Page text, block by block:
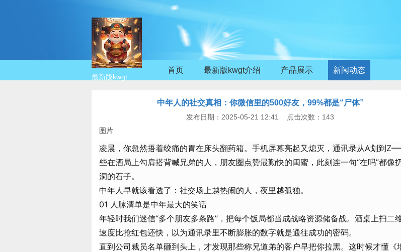
最新版kwgt
首页 最新版kwgt介绍 产品展示 新闻动态
中年人的社交真相：你微信里的500好友，99%都是“尸体”
发布日期：2025-05-21 12:41 点击次数：143
图片
凌晨，你忽然捂着绞痛的胃在床头翻药箱。手机屏幕亮起又熄灭，通讯录从A划到
些在酒局上勾肩搭背喊兄弟的人，朋友圈点赞最勤快的闺蜜，此刻连一句“在吗”都像
洞的石子。
中年人早就该看透了：社交场上越热闹的人，夜里越孤独。
01 人脉清单是中年最大的笑话
年轻时我们迷信“多个朋友多条路”，把每个饭局都当成战略资源储备战。酒桌上扫二
速度比抢红包还快，以为通讯录里不断膨胀的数字就是通往成功的密码。
直到公司裁员名单砸到头上，才发现那些称兄道弟的客户早把你拉黑。这时候才懂《